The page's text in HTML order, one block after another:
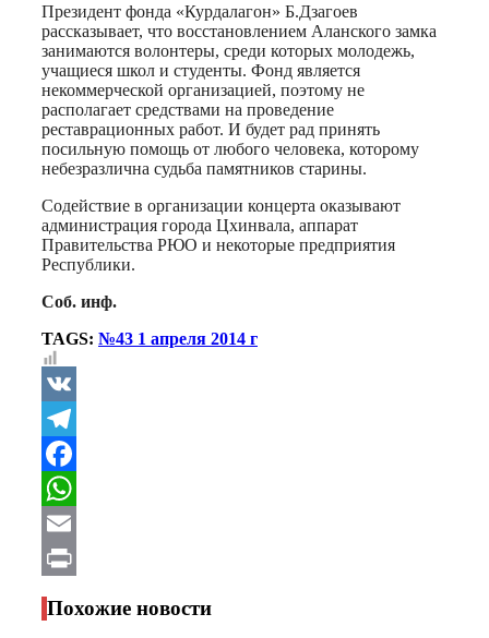
Президент фонда «Курдалагон» Б.Дзагоев
рассказывает, что восстановлением Аланского замка
занимаются волонтеры, среди которых молодежь,
учащиеся школ и студенты. Фонд является
некоммерческой организацией, поэтому не
располагает средствами на проведение
реставрационных работ. И будет рад принять
посильную помощь от любого человека, которому
небезразлична судьба памятников старины.
Содействие в организации концерта оказывают
администрация города Цхинвала, аппарат
Правительства РЮО и некоторые предприятия
Республики.
Соб. инф.
TAGS: №43 1 апреля 2014 г
VK
Telegram
Facebook
WhatsApp
Email
Print
Похожие новости